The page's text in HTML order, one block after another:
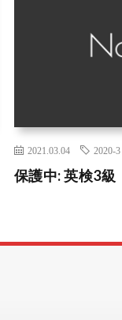
2021.03.04 2020-3
保護中: 英検3級